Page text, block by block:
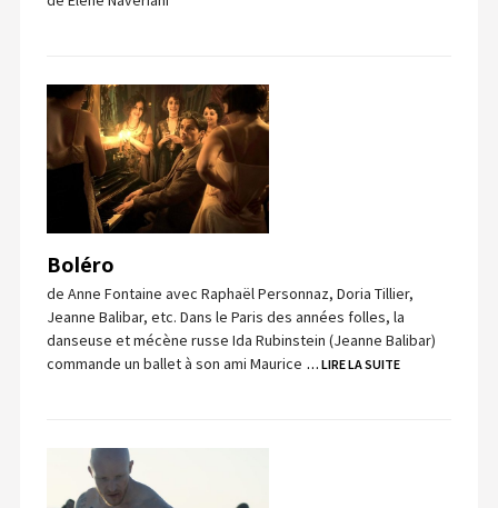
Boléro
de Anne Fontaine avec Raphaël Personnaz, Doria Tillier,
Jeanne Balibar, etc. Dans le Paris des années folles, la
danseuse et mécène russe Ida Rubinstein (Jeanne Balibar)
commande un ballet à son ami Maurice … LIRE LA SUITE